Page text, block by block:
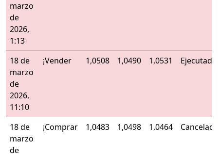
marzo
de
2026,
1:13
18 de
marzo
de
2026,
11:10
¡Vender 1,0508 1,0490 1,0531 Ejecutado
18 de
marzo
de
¡Comprar 1,0483 1,0498 1,0464